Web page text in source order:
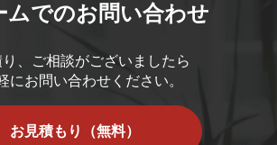
ムでのお問い合わせ
、ご相談がございましたら
にお問い合わせください。
お見積もり（無料）